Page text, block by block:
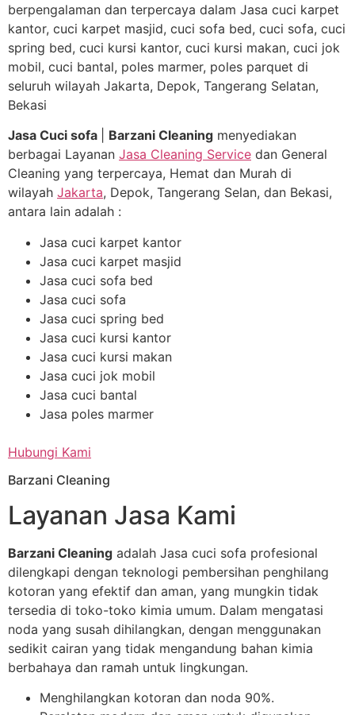
berpengalaman dan terpercaya dalam Jasa cuci karpet
kantor, cuci karpet masjid, cuci sofa bed, cuci sofa, cuci
spring bed, cuci kursi kantor, cuci kursi makan, cuci jok
mobil, cuci bantal, poles marmer, poles parquet di
seluruh wilayah Jakarta, Depok, Tangerang Selatan,
Bekasi
Jasa Cuci sofa
Barzani Cleaning menyediakan
berbagai Layanan Jasa Cleaning Service dan General
Cleaning yang terpercaya, Hemat dan Murah di
wilayah Jakarta, Depok, Tangerang Selan, dan Bekasi,
antara lain adalah :
Jasa cuci karpet kantor
Jasa cuci karpet masjid
Jasa cuci sofa bed
Jasa cuci sofa
Jasa cuci spring bed
Jasa cuci kursi kantor
Jasa cuci kursi makan
Jasa cuci jok mobil
Jasa cuci bantal
Jasa poles marmer
Hubungi Kami
Barzani Cleaning
Layanan Jasa Kami
Barzani Cleaning adalah Jasa cuci sofa profesional
dilengkapi dengan teknologi pembersihan penghilang
kotoran yang efektif dan aman, yang mungkin tidak
tersedia di toko-toko kimia umum. Dalam mengatasi
noda yang susah dihilangkan, dengan menggunakan
sedikit cairan yang tidak mengandung bahan kimia
berbahaya dan ramah untuk lingkungan.
Menghilangkan kotoran dan noda 90%.